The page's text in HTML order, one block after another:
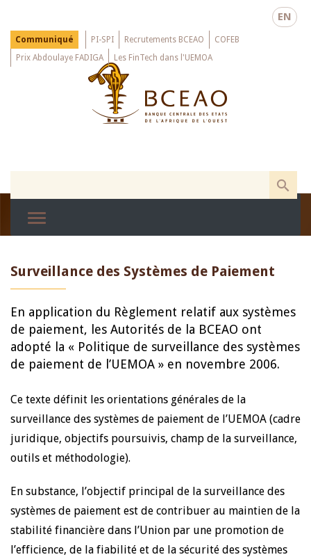
main
EN
Menu
Top
Communiqué PI-SPI Recrutements BCEAO
COFEB
Prix Abdoulaye FADIGA
Les FinTech dans l'UEMOA
Surveillance des Systèmes de Paiement
En application du Règlement relatif aux systèmes
de paiement, les Autorités de la BCEAO ont
adopté la « Politique de surveillance des systèmes
de paiement de l’UEMOA » en novembre 2006.
Ce texte définit les orientations générales de la
surveillance des systèmes de paiement de l’UEMOA (cadre
juridique, objectifs poursuivis, champ de la surveillance,
outils et méthodologie).
En substance, l’objectif principal de la surveillance des
systèmes de paiement est de contribuer au maintien de la
stabilité financière dans l’Union par une promotion de
l’efficience, de la fiabilité et de la sécurité des systèmes